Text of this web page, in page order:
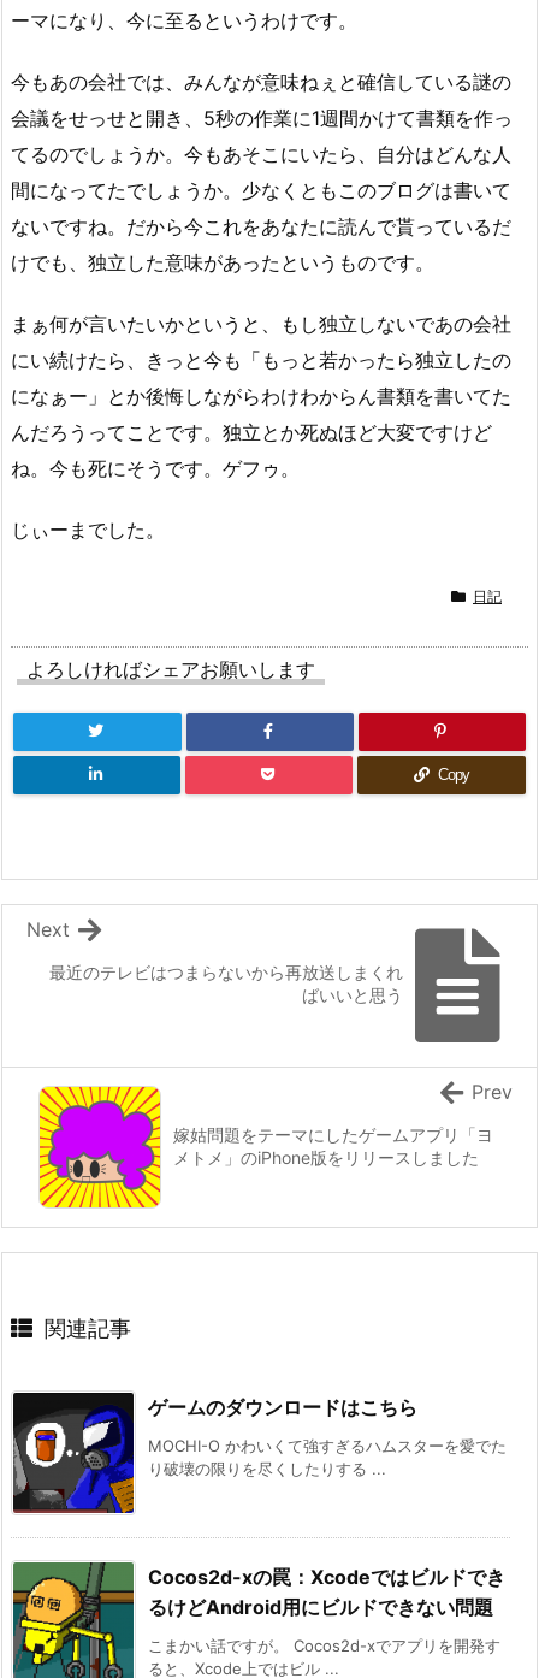
ーマになり、今に至るというわけです。
今もあの会社では、みんなが意味ねぇと確信している謎の
会議をせっせと開き、5秒の作業に1週間かけて書類を作っ
てるのでしょうか。今もあそこにいたら、自分はどんな人
間になってたでしょうか。少なくともこのブログは書いて
ないですね。だから今これをあなたに読んで貰っているだ
けでも、独立した意味があったというものです。
まぁ何が言いたいかというと、もし独立しないであの会社
にい続けたら、きっと今も「もっと若かったら独立したの
になぁー」とか後悔しながらわけわからん書類を書いてた
んだろうってことです。独立とか死ぬほど大変ですけど
ね。今も死にそうです。ゲフゥ。
じぃーまでした。
日記
よろしければシェアお願いします
Copy
最近のテレビはつまらないから再放送しまくれ
ばいいと思う
Next
嫁姑問題をテーマにしたゲームアプリ「ヨ
メトメ」のiPhone版をリリースしました
Prev
関連記事
ゲームのダウンロードはこちら
MOCHI-O かわいくて強すぎるハムスターを愛でた
り破壊の限りを尽くしたりする ...
Cocos2d-xの罠：Xcodeではビルドでき
るけどAndroid用にビルドできない問題
こまかい話ですが。 Cocos2d-xでアプリを開発す
ると、Xcode上ではビル ...